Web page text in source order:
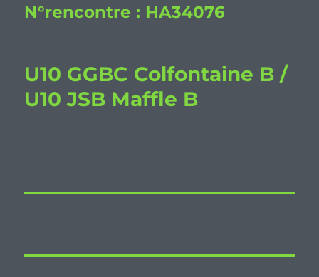
N°rencontre : HA34076
U10 GGBC Colfontaine B /
U10 JSB Maffle B